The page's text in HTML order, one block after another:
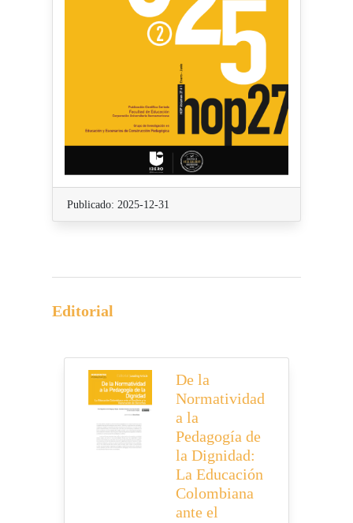
Publicado: 2025-12-31
Editorial
De la
Normatividad
a la
Pedagogía de
la Dignidad:
La Educación
Colombiana
ante el